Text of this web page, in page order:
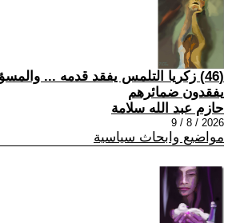
(46) زكريا التلمس يفقد قدمه ...
يفقدون ضمائرهم
حازم عبد الله سلامة
2026 / 8 / 9
مواضيع وابحاث سياسية